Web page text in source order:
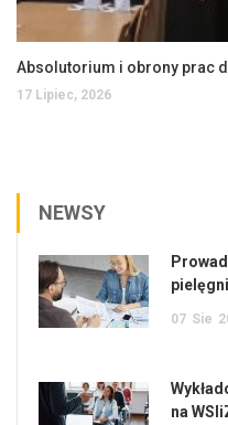
Absolutorium i obrony prac
17 Lipiec, 2026
NEWSY
07 Sie
na